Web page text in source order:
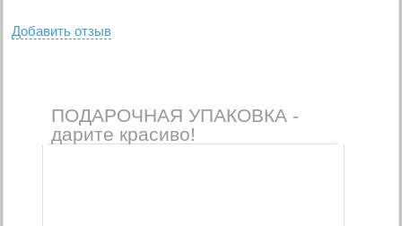
Добавить отзыв
ПОДАРОЧНАЯ УПАКОВКА -
дарите красиво!